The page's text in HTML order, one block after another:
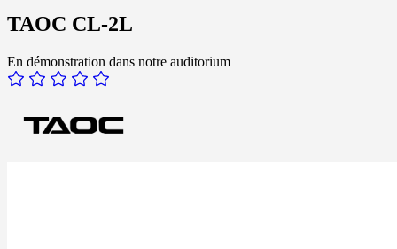
TAOC CL-2L
En démonstration dans notre auditorium